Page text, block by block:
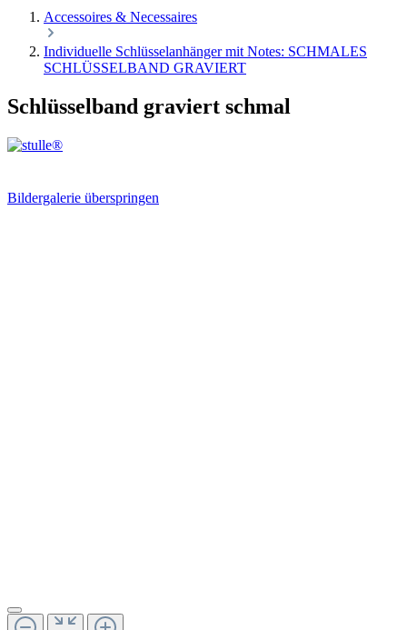
Accessoires & Necessaires
Individuelle Schlüsselanhänger mit Notes: SCHMALES
SCHLÜSSELBAND GRAVIERT
Schlüsselband graviert schmal
Bildergalerie überspringen